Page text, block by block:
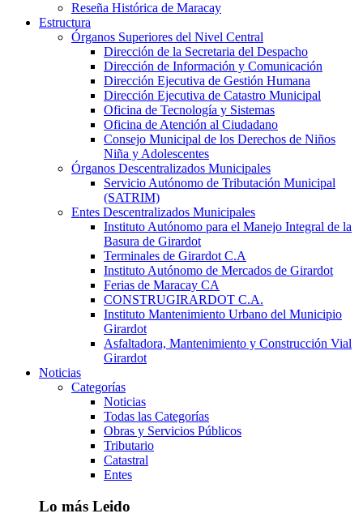
Reseña Histórica de Maracay
Estructura
Órganos Superiores del Nivel Central
Dirección de la Secretaria del Despacho
Dirección de Información y Comunicación
Dirección Ejecutiva de Gestión Humana
Dirección Ejecutiva de Catastro Municipal
Oficina de Tecnología y Sistemas
Oficina de Atención al Ciudadano
Consejo Municipal de los Derechos de Niños
Niña y Adolescentes
Órganos Descentralizados Municipales
Servicio Autónomo de Tributación Municipal
(SATRIM)
Entes Descentralizados Municipales
Instituto Autónomo para el Manejo Integral de la
Basura de Girardot
Terminales de Girardot C.A
Instituto Autónomo de Mercados de Girardot
Ferias de Maracay CA
CONSTRUGIRARDOT C.A.
Instituto Mantenimiento Urbano del Municipio
Girardot
Asfaltadora, Mantenimiento y Construcción Vial
Girardot
Noticias
Categorías
Noticias
Todas las Categorías
Obras y Servicios Públicos
Tributario
Catastral
Entes
Lo más Leido